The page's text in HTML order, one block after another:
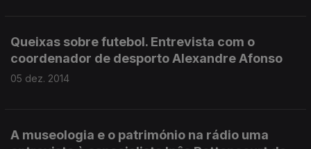
Queixas sobre futebol. Entrevista com o
coordenador de desporto Alexandre Afonso
05 dez. 2014
A museologia e o património na rádio uma